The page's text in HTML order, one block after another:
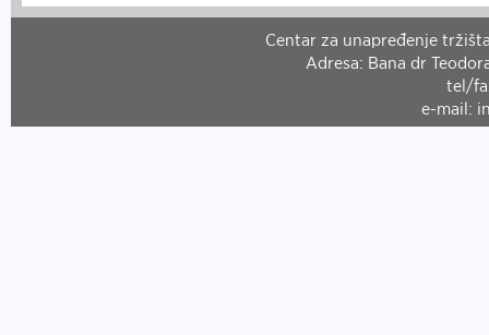
Centar za unapređenje
Adresa: Bana dr
tel/
e-mail: